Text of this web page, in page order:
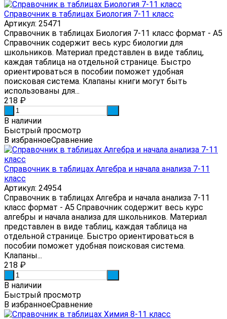
Справочник в таблицах Биология 7-11 класс
Артикул: 25471
Справочник в таблицах Биология 7-11 класс формат - А5
Справочник содержит весь курс биологии для
школьников. Материал представлен в виде таблиц,
каждая таблица на отдельной странице. Быстро
ориентироваться в пособии поможет удобная
поисковая система. Клапаны книги могут быть
использованы для...
218 ₽
В наличии
Быстрый просмотр
В избранноеСравнение
Справочник в таблицах Алгебра и начала анализа 7-11
класс
Артикул: 24954
Справочник в таблицах Алгебра и начала анализа 7-11
класс формат - А5 Справочник содержит весь курс
алгебры и начала анализа для школьников. Материал
представлен в виде таблиц, каждая таблица на
отдельной странице. Быстро ориентироваться в
пособии поможет удобная поисковая система.
Клапаны...
218 ₽
В наличии
Быстрый просмотр
В избранноеСравнение